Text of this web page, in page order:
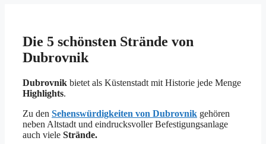
Die 5 schönsten Strände von
Dubrovnik
Dubrovnik bietet als Küstenstadt mit Historie jede Menge
Highlights.
Zu den Sehenswürdigkeiten von Dubrovnik gehören
neben Altstadt und eindrucksvoller Befestigungsanlage
auch viele Strände.